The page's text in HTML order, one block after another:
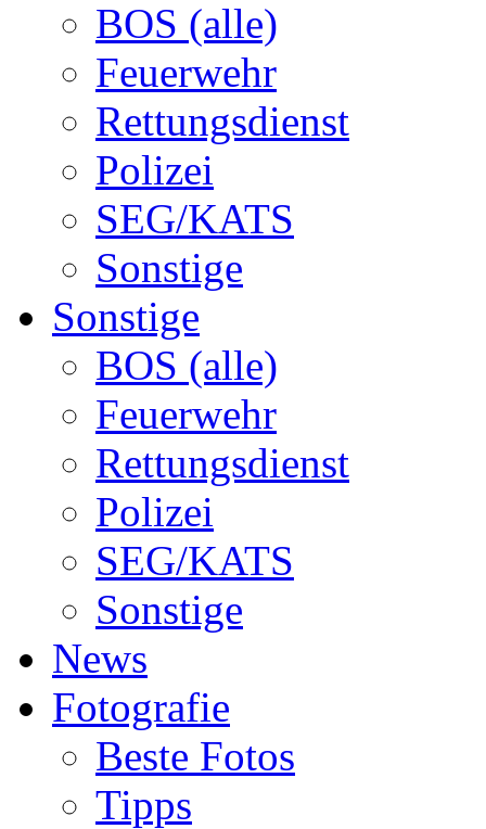
BOS (alle)
Feuerwehr
Rettungsdienst
Polizei
SEG/KATS
Sonstige
Sonstige
BOS (alle)
Feuerwehr
Rettungsdienst
Polizei
SEG/KATS
Sonstige
News
Fotografie
Beste Fotos
Tipps